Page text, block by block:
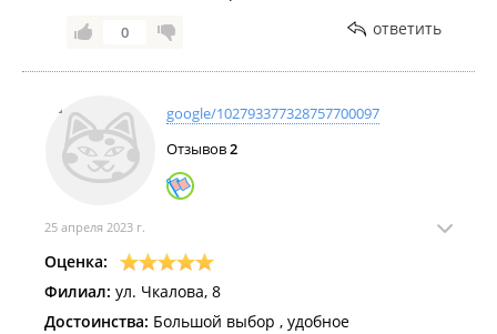
0 ответить
google/102793377328757700097
Отзывов2
25 апреля 2023 г.
Оценка:
Филиал: ул. Чкалова, 8
Достоинства: Большой выбор , удобное